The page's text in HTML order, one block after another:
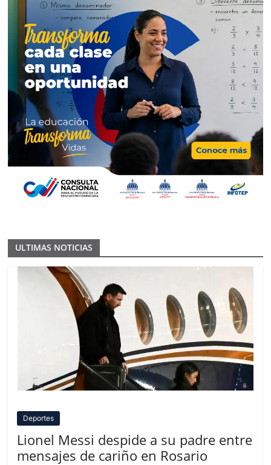
ULTIMAS NOTICIAS
Deportes
Lionel Messi despide a su padre entre
mensajes de cariño en Rosario